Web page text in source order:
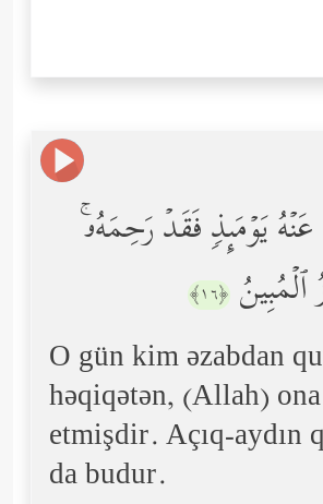
یَوۡمَىِٕذࣲ فَقَدۡ رَحِمَهُۥۚ
﴿١٦﴾
O gün kim əzabdan
həqiqətən, (Allah)
etmişdir. Açıq-aydın
da budur.